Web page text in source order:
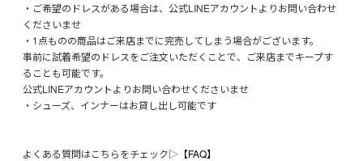
・ご希望のドレスがある場合は、公式LINEアカウントよりお問い合わせ
くださいませ
・1点ものの商品はご来店までに完売してしまう場合がございます。
事前に試着希望のドレスをご注文いただくことで、ご来店までキープす
ることも可能です。
公式LINEアカウントよりお問い合わせくださいませ
・シューズ、インナーはお貸し出し可能です
よくある質問はこちらをチェック▷ 【FAQ】